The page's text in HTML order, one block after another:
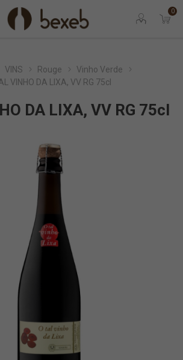
0
VINS Rouge
Vinho Verde
VINHO DA LIXA, VV RG 75cl
DA LIXA, VV RG 75cl